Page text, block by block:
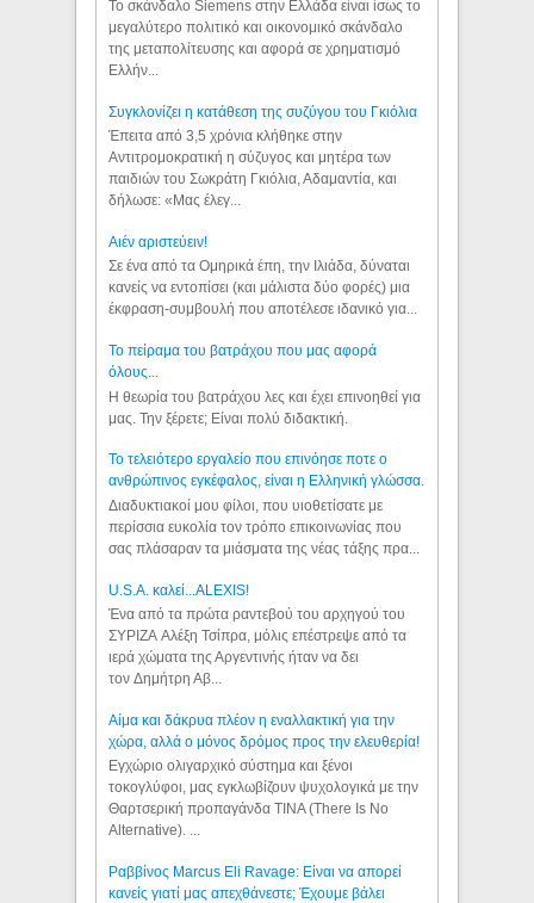
Το σκάνδαλο Siemens στην Ελλάδα είναι ίσως το
μεγαλύτερο πολιτικό και οικονομικό σκάνδαλο
της μεταπολίτευσης και αφορά σε χρηματισμό
Ελλήν...
Συγκλονίζει η κατάθεση της συζύγου του Γκιόλια
Έπειτα από 3,5 χρόνια κλήθηκε στην
Αντιτρομοκρατική η σύζυγος και μητέρα των
παιδιών του Σωκράτη Γκιόλια, Αδαμαντία, και
δήλωσε: «Μας έλεγ...
Aιέν αριστεύειν!
Σε ένα από τα Ομηρικά έπη, την Ιλιάδα, δύναται
κανείς να εντοπίσει (και μάλιστα δύο φορές) μια
έκφραση-συμβουλή που αποτέλεσε ιδανικό για...
Το πείραμα του βατράχου που μας αφορά
όλους...
Η θεωρία του βατράχου λες και έχει επινοηθεί για
μας. Την ξέρετε; Είναι πολύ διδακτική.
Το τελειότερο εργαλείο που επινόησε ποτε ο
ανθρώπινος εγκέφαλος, είναι η Ελληνική γλώσσα.
Διαδυκτιακοί μου φίλοι, που υιοθετίσατε με
περίσσια ευκολία τον τρόπο επικοινωνίας που
σας πλάσαραν τα μιάσματα της νέας τάξης πρα...
U.S.A. καλεί...ALEXIS!
Ένα από τα πρώτα ραντεβού του αρχηγού του
ΣΥΡΙΖΑ Αλέξη Τσίπρα, μόλις επέστρεψε από τα
ιερά χώματα της Αργεντινής ήταν να δει
τον Δημήτρη Αβ...
Αίμα και δάκρυα πλέον η εναλλακτική για την
χώρα, αλλά ο μόνος δρόμος προς την ελευθερία!
Εγχώριο ολιγαρχικό σύστημα και ξένοι
τοκογλύφοι, μας εγκλωβίζουν ψυχολογικά με την
Θαρτσερική προπαγάνδα TINA (There Is No
Alternative). ...
Ραββίνος Marcus Eli Ravage: Είναι να απορεί
κανείς γιατί μας απεχθάνεστε; Έχουμε βάλει